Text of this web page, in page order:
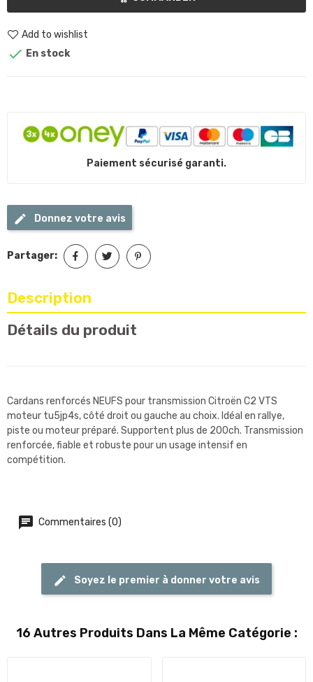
Add to wishlist
 En stock
Paiement sécurisé garanti.
Donnez votre avis
Partager:
Description
Détails du produit
Cardans renforcés NEUFS pour transmission Citroën C2 VTS
moteur tu5jp4s, côté droit ou gauche au choix. Idéal en rallye,
piste ou moteur préparé. Supportent plus de 200ch. Transmission
renforcée, fiable et robuste pour un usage intensif en
compétition.
Commentaires (0)
Soyez le premier à donner votre avis
16 Autres Produits Dans La Même Catégorie :